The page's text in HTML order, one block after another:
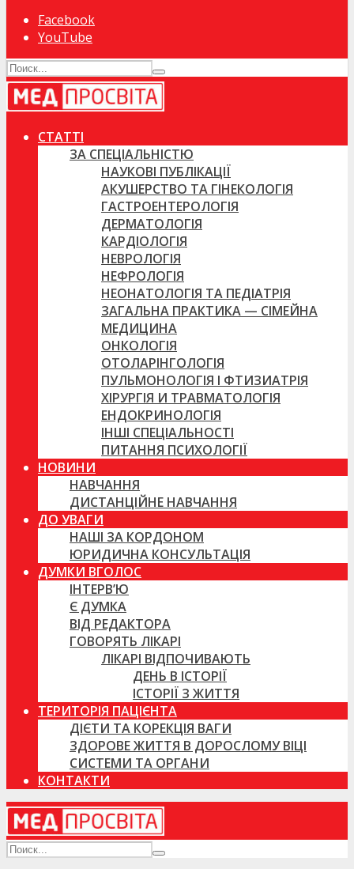
Facebook
YouTube
СТАТТІ
ЗА СПЕЦІАЛЬНІСТЮ
НАУКОВІ ПУБЛІКАЦІЇ
АКУШЕРСТВО ТА ГІНЕКОЛОГІЯ
ГАСТРОЕНТЕРОЛОГІЯ
ДЕРМАТОЛОГІЯ
КАРДІОЛОГІЯ
НЕВРОЛОГІЯ
НЕФРОЛОГІЯ
НЕОНАТОЛОГІЯ ТА ПЕДІАТРІЯ
ЗАГАЛЬНА ПРАКТИКА — СІМЕЙНА
МЕДИЦИНА
ОНКОЛОГІЯ
ОТОЛАРІНГОЛОГІЯ
ПУЛЬМОНОЛОГІЯ І ФТИЗИАТРІЯ
ХІРУРГІЯ И ТРАВМАТОЛОГІЯ
ЕНДОКРИНОЛОГІЯ
ІНШІ СПЕЦІАЛЬНОСТІ
ПИТАННЯ ПСИХОЛОГІЇ
НОВИНИ
НАВЧАННЯ
ДИСТАНЦІЙНЕ НАВЧАННЯ
ДО УВАГИ
НАШІ ЗА КОРДОНОМ
ЮРИДИЧНА КОНСУЛЬТАЦІЯ
ДУМКИ ВГОЛОС
ІНТЕРВ’Ю
Є ДУМКА
ВІД РЕДАКТОРА
ГОВОРЯТЬ ЛІКАРІ
ЛІКАРІ ВІДПОЧИВАЮТЬ
ДЕНЬ В ІСТОРІЇ
ІСТОРІЇ З ЖИТТЯ
ТЕРИТОРІЯ ПАЦІЄНТА
ДІЄТИ ТА КОРЕКЦІЯ ВАГИ
ЗДОРОВЕ ЖИТТЯ В ДОРОСЛОМУ ВІЦІ
СИСТЕМИ ТА ОРГАНИ
КОНТАКТИ